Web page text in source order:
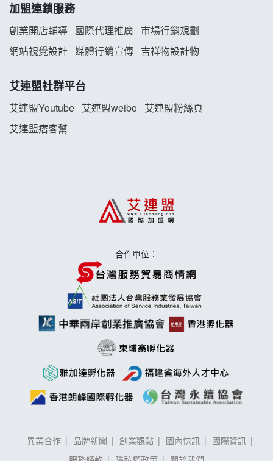
雞咕雞咕加盟說明會
TEA TOP加盟說明會
珍好味臭臭鍋加盟說明會
藍象廷泰式火鍋加盟說明會
日十。早午食加盟說明會
莫尼早餐Morni加盟說明會
加盟連鎖服務
創業開店輔導 國際代理推廣 市場行銷規劃
網站視覺設計 媒體行銷宣傳 吉祥物設計物
艾連盟社群平台
艾連盟Youtube 艾連盟weibo
艾連盟粉絲頁
艾連盟痞客幫
合作單位：
異業合作 品牌新聞 創業觀點 國內快訊
國際資訊